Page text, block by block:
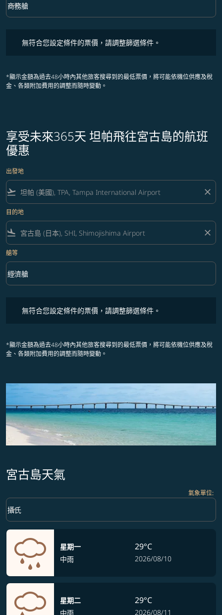
艙等 option 商務艙 Selected
商務艙
keyboard_arrow_down
無符合您設定條件的票價，請調整篩選條件。
*顯示金額為過去48小時內其他旅客搜尋到的最低票價，將可能依機位供應及稅
金、各類附加費用的調整而隨時變動。
享受未來365天 坦帕飛往宮古島的航班
優惠
出發地
flight_takeoff close
目的地
flight_land close
艙等
艙等 option 經濟艙 Selected
經濟艙
keyboard_arrow_down
無符合您設定條件的票價，請調整篩選條件。
*顯示金額為過去48小時內其他旅客搜尋到的最低票價，將可能依機位供應及稅
金、各類附加費用的調整而隨時變動。
宮古島天氣
氣象單位:
Weather unit option 攝氏 Selected
攝氏
keyboard_arrow_down
星期一
中雨
29°C
2026/08/10
星期二
中雨
29°C
2026/08/11